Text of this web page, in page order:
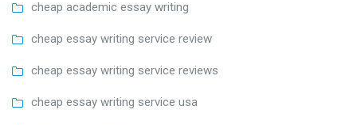
cheap academic essay writing
cheap essay writing service review
cheap essay writing service reviews
cheap essay writing service usa